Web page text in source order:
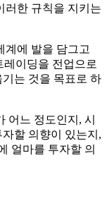
러한 규칙을 지키는
계에 발을 담그고
레이딩을 전업으로
는 것을 목표로 하
어느 정도인지, 시
할 의향이 있는지,
얼마를 투자할 의